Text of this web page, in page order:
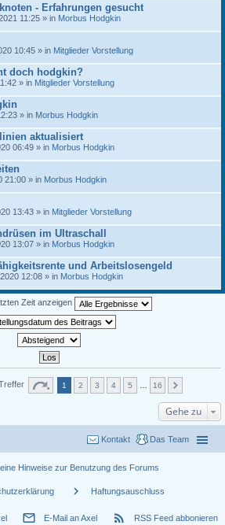
- Erfahrungen gesucht
11:25 » in Morbus Hodgkin
10:45 » in Mitglieder Vorstellung
doch hodgkin?
» in Mitglieder Vorstellung
» in Morbus Hodgkin
aktualisiert
06:49 » in Morbus Hodgkin
21:00 » in Morbus Hodgkin
13:43 » in Mitglieder Vorstellung
im Ultraschall
13:07 » in Morbus Hodgkin
und Arbeitslosengeld
12:08 » in Morbus Hodgkin
Zeit anzeigen
1 2 3 4 5 16
Gehe zu
Das Team
Kontakt
Hinweise zur Benutzung des Forums
chevron_right Haftungsauschluss
mail_outline E-Mail an Axel rss_feed RSS Feed abbonieren